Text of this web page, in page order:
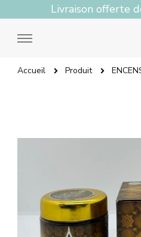
Livraison offerte
Accueil Produit